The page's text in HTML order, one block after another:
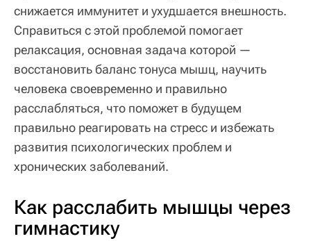
снижается иммунитет и ухудшается внешность.
Справиться с этой проблемой помогает
релаксация, основная задача которой —
восстановить баланс тонуса мышц, научить
человека своевременно и правильно
расслабляться, что поможет в будущем
правильно реагировать на стресс и избежать
развития психологических проблем и
хронических заболеваний.
Как расслабить мышцы через
гимнастику